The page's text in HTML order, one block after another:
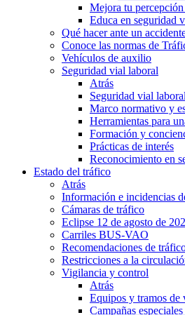
Mejora tu
Educa en seguridad
Qué hacer ante un
Conoce las normas de
Vehículos de auxilio
Seguridad vial laboral
Atrás
Seguridad vial laboral
Marco normativo y
Herramientas para
Formación y
Prácticas de interés
Reconocimiento en
Estado del tráfico
Atrás
Información e incidencias
Cámaras de tráfico
Eclipse 12 de agosto de
Carriles BUS-VAO
Recomendaciones de
Restricciones a la
Vigilancia y control
Atrás
Equipos y tramos de
Campañas